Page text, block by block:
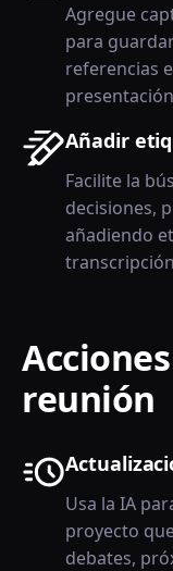
Agregue
para
referencias
Añadir
Facilite la
decisiones,
añadiendo
reunión
Usa la IA
proyecto
debates,